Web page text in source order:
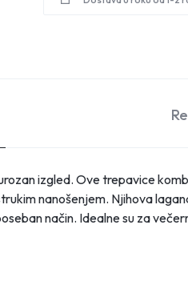
izgled. Ove trepavice
nanošenjem. Njihova
način. Idealne su za